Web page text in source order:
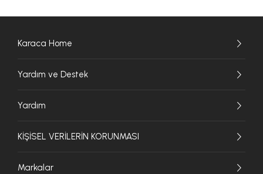
Karaca Home
Yardım ve Destek
Yardım
KİŞİSEL VERİLERİN KORUNMASI
Markalar